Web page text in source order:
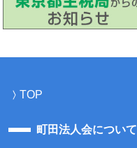
TOP
町田法人会について